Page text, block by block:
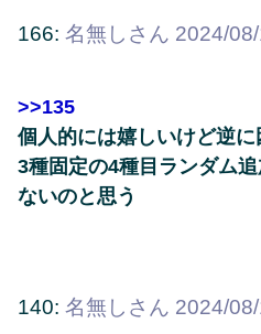
166: 名無しさん 2024/
>>135
個人的には嬉しいけど逆
3種固定の4種目ランダム
ないのと思う
140: 名無しさん 2024/